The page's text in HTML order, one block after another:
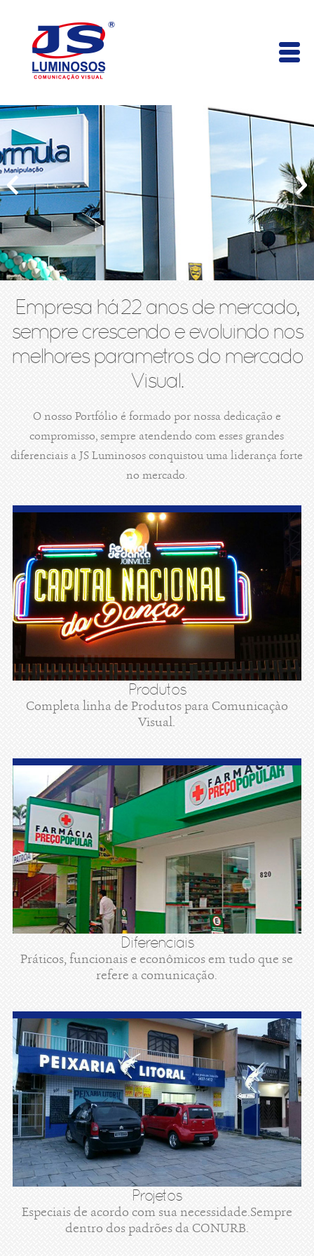
Empresa há 22 anos de mercado,
sempre crescendo e evoluindo nos
melhores parametros do mercado
Visual.
O nosso Portfólio é formado por nossa dedicação e
compromisso, sempre atendendo com esses grandes
diferenciais a JS Luminosos conquistou uma liderança forte
no mercado.
Produtos
Completa linha de Produtos para Comunicaçào
Visual.
Diferenciais
Práticos, funcionais e econômicos em tudo que se
refere a comunicação.
Projetos
Especiais de acordo com sua necessidade.Sempre
dentro dos padrões da CONURB.